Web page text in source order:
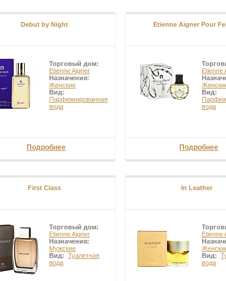
Debut by Night
Торговый дом:
Etienne Aigner
Назначения:
Женские
Вид:
Парфюмированная
вода
Подробнее
Etienne Aigner Pour
Etienne
Вид:
вода
Подробнее
First Class
Торговый дом:
Etienne Aigner
Назначения:
Мужские
Вид: Туалетная
вода
In Leather
Etienne
Вид:
вода